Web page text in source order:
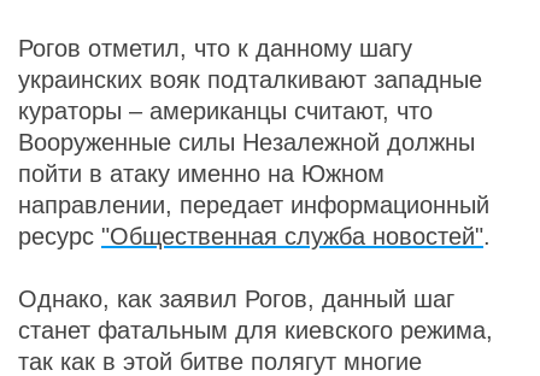
Рогов отметил, что к данному шагу
украинских вояк подталкивают западные
кураторы – американцы считают, что
Вооруженные силы Незалежной должны
пойти в атаку именно на Южном
направлении, передает информационный
ресурс "Общественная служба новостей".
Однако, как заявил Рогов, данный шаг
станет фатальным для киевского режима,
так как в этой битве полягут многие